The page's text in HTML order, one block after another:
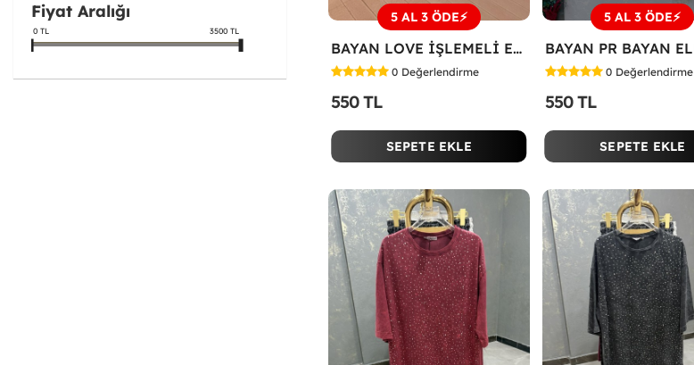
Fiyat Aralığı
0 TL 3500TL
5 AL 3 ÖDE⚡
BAYAN LOVE İŞLEMELİ ELBİSE Siyah
0 Değerlendirme
550 TL
SEPETE EKLE
5 AL 3 ÖDE⚡
0 Değerlendirme
550 TL
SEPETE EKLE